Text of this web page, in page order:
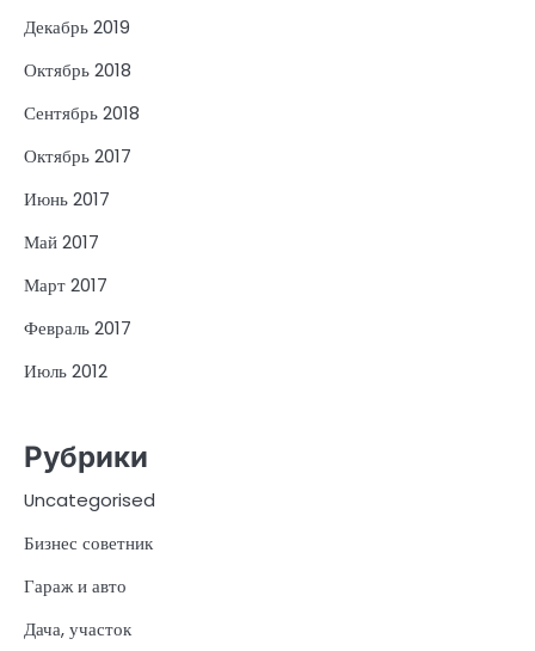
Декабрь 2019
Октябрь 2018
Сентябрь 2018
Октябрь 2017
Июнь 2017
Май 2017
Март 2017
Февраль 2017
Июль 2012
Рубрики
Uncategorised
Бизнес советник
Гараж и авто
Дача, участок